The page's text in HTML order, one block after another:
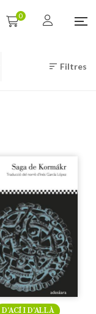
0
Filtres
D’ACÍ I D’ALLÀ